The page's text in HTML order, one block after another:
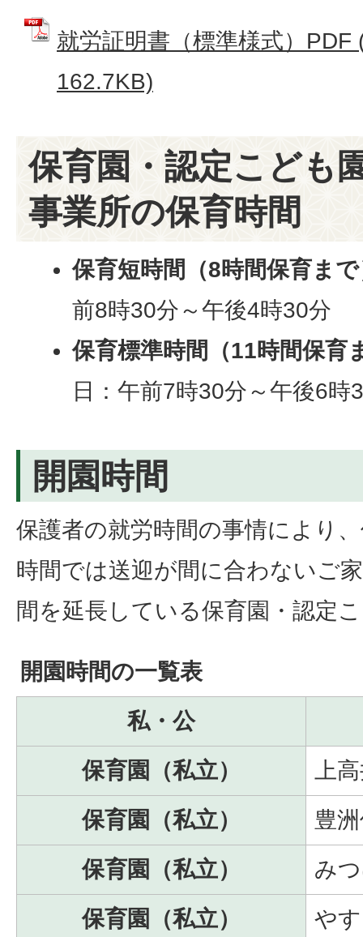
就労証明書（標準様式）PDF
162.7KB)
保育園・認定こども
事業所の保育時間
保育短時間（8時間保育ま
前8時30分～午後4時30分
保育標準時間（11時間保育
日：午前7時30分～午後6時
開園時間
保護者の就労時間の事情により
時間では送迎が間に合わないご
間を延長している保育園・認定
開園時間の一覧表
私・公
保育園（私立）
上
保育園（私立）
豊
保育園（私立）
み
保育園（私立）
や